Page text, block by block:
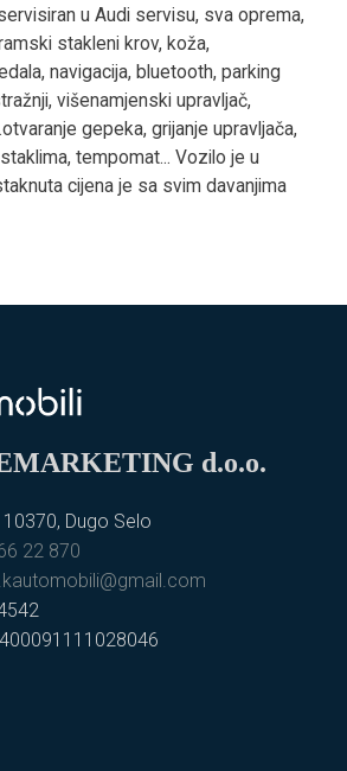
u Audi servisu, sva oprema,
stakleni krov, koža,
navigacija, bluetooth, parking
višenamjenski upravljač,
gepeka, grijanje upravljača,
tempomat... Vozilo je u
cijena je sa svim davanjima
d.o.o.
Dugo Selo
22 870